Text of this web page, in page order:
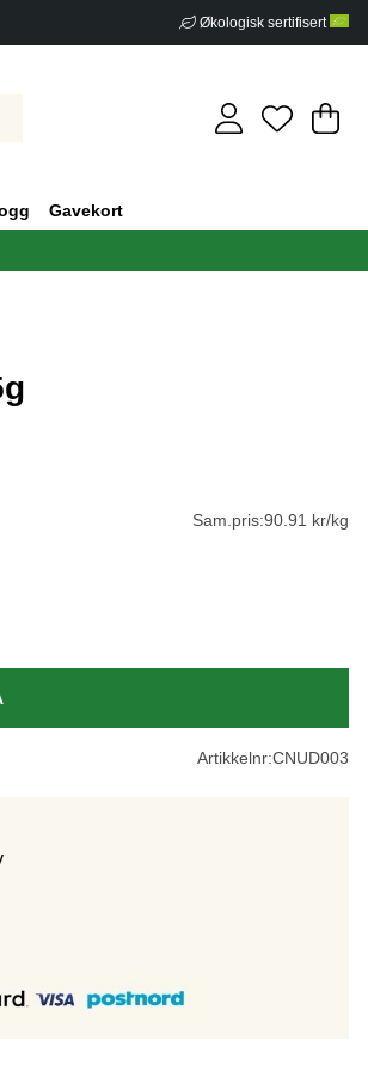
Økologisk sertifisert
.
Gavekort
Sam.pris:90.91 kr/kg
Artikkelnr:CNUD003